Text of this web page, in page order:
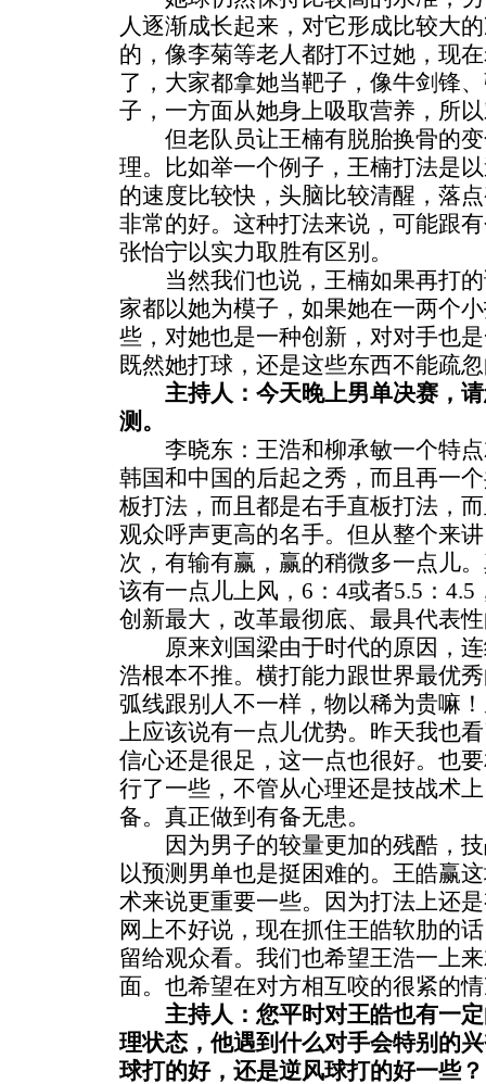
人逐渐成长起来，对它形成比较大
的，像李菊等老人都打不过她，现
了，大家都拿她当靶子，像牛剑锋
子，一方面从她身上吸取营养，所
但老队员让王楠有脱胎换骨的变
理。比如举一个例子，王楠打法是
的速度比较快，头脑比较清醒，落
非常的好。这种打法来说，可能跟
张怡宁以实力取胜有区别。
当然我们也说，王楠如果再打的
家都以她为模子，如果她在一两个
些，对她也是一种创新，对对手也
既然她打球，还是这些东西不能疏
主持人：今天晚上男单决赛，
测。
李晓东：王浩和柳承敏一个特点
韩国和中国的后起之秀，而且再一
板打法，而且都是右手直板打法，
观众呼声更高的名手。但从整个来
次，有输有赢，赢的稍微多一点儿
该有一点儿上风，6：4或者5.5：
创新最大，改革最彻底、最具代表
原来刘国梁由于时代的原因，连
浩根本不推。横打能力跟世界最优
弧线跟别人不一样，物以稀为贵嘛
上应该说有一点儿优势。昨天我也
信心还是很足，这一点也很好。也
行了一些，不管从心理还是技战术
备。真正做到有备无患。
因为男子的较量更加的残酷，技
以预测男单也是挺困难的。王皓赢
术来说更重要一些。因为打法上还
网上不好说，现在抓住王皓软肋的
留给观众看。我们也希望王浩一上
面。也希望在对方相互咬的很紧的
主持人：您平时对王皓也有一
理状态，他遇到什么对手会特别的
球打的好，还是逆风球打的好一些？